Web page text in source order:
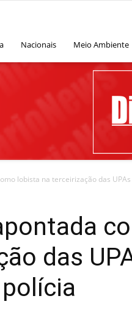
Nacionais Meio Ambiente
lobista na terceirização das
das